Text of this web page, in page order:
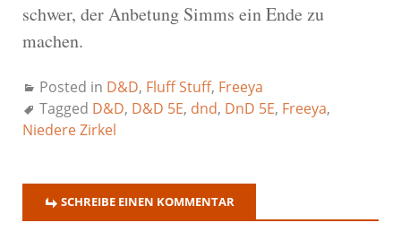
schwer, der Anbetung Simms ein Ende zu
machen.
Posted in D&D, Fluff Stuff, Freeya
Tagged D&D, D&D 5E, dnd, DnD 5E, Freeya,
Niedere Zirkel
SCHREIBE EINEN KOMMENTAR